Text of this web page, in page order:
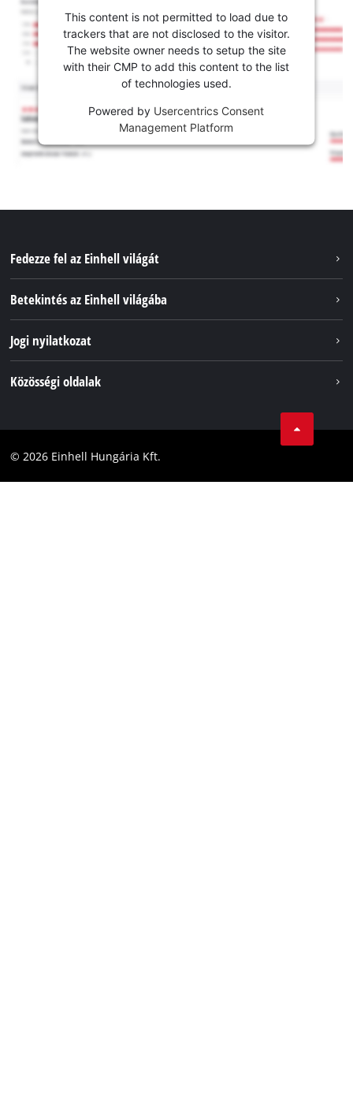
This content is not permitted to load due to
trackers that are not disclosed to the visitor.
The website owner needs to setup the site
with their CMP to add this content to the list
of technologies used.
Powered by Usercentrics Consent
Management Platform
Fedezze fel az Einhell világát
Betekintés az Einhell világába
Az Einhell világszerte
Jogi nyilatkozat
Akadálymentesítési Nyilatkozat
Közösségi oldalak
Facebook
© 2026 Einhell Hungária Kft.